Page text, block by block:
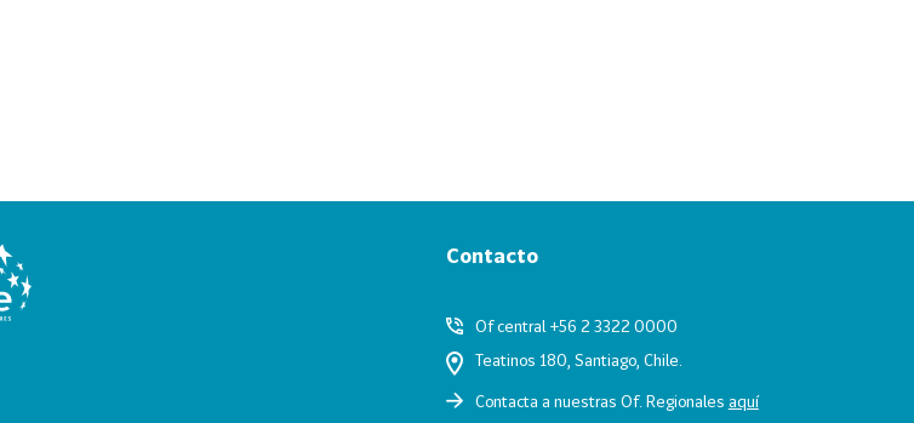
Contacto
Of central +56 2 3322 0000
Teatinos 180, Santiago, Chile.
Contacta a nuestras Of. Regionales aquí